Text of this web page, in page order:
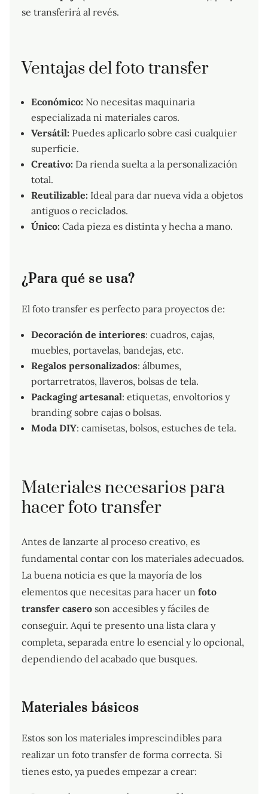
se transferirá al revés.
Ventajas del foto transfer
Económico: No necesitas maquinaria
especializada ni materiales caros.
Versátil: Puedes aplicarlo sobre casi cualquier
superficie.
Creativo: Da rienda suelta a la personalización
total.
Reutilizable: Ideal para dar nueva vida a objetos
antiguos o reciclados.
Único: Cada pieza es distinta y hecha a mano.
¿Para qué se usa?
El foto transfer es perfecto para proyectos de:
Decoración de interiores: cuadros, cajas,
muebles, portavelas, bandejas, etc.
Regalos personalizados: álbumes,
portarretratos, llaveros, bolsas de tela.
Packaging artesanal: etiquetas, envoltorios y
branding sobre cajas o bolsas.
Moda DIY: camisetas, bolsos, estuches de tela.
Materiales necesarios para
hacer foto transfer
Antes de lanzarte al proceso creativo, es
fundamental contar con los materiales adecuados.
La buena noticia es que la mayoría de los
elementos que necesitas para hacer un foto
transfer casero son accesibles y fáciles de
conseguir. Aquí te presento una lista clara y
completa, separada entre lo esencial y lo opcional,
dependiendo del acabado que busques.
Materiales básicos
Estos son los materiales imprescindibles para
realizar un foto transfer de forma correcta. Si
tienes esto, ya puedes empezar a crear: